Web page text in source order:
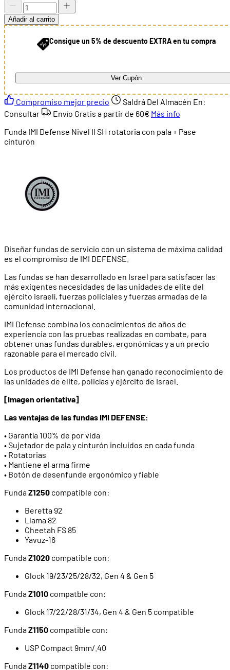
Añadir al carrito
Consigue un 5% de descuento EXTRA en tu compra
Ver Cupón
Compromiso mejor precio
Saldrá Del Almacén En:
Consultar
Envío Gratis a partir de 60€ Más info
Funda IMI Defense Nivel II SH rotatoria con pala + Pase
cinturón
Diseñar fundas de servicio con un sistema de máxima calidad
es el compromiso de IMI DEFENSE.
Las fundas se han desarrollado en Israel para satisfacer las
más exigentes necesidades de las unidades de elite del
ejército israelí, fuerzas policiales y fuerzas armadas de la
comunidad internacional.
IMI Defense combina los conocimientos de años de
experiencia con las pruebas realizadas en combate, para
obtener unas fundas durables, ergonómicas y a un precio
razonable para el mercado civil.
Los productos de IMI Defense han ganado reconocimiento de
las unidades de elite, policías y ejército de Israel.
[Imagen orientativa]
Las ventajas de las fundas IMI DEFENSE:
• Garantía 100% de por vida
• Sujetador de pala y cinturón incluidos en cada funda
• Rotatorias
• Mantiene el arma firme
• Botón de desenfunde ergonómico y fiable
FundaZ1250 compatible con:
Beretta 92
Llama 82
Cheetah FS 85
Yavuz-16
FundaZ1020 compatible con:
Glock 19/23/25/28/32, Gen 4 & Gen 5
FundaZ1010 compatble con:
Glock 17/22/28/31/34, Gen 4 & Gen 5 compatible
FundaZ1150 compatible con:
USP Compact 9mm/.40
FundaZ1140 compatible con: